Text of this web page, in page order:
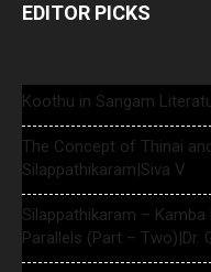
EDITOR PICKS
Koothu in Sangam
The Concept of Thinai
Silappathikaram|Siva V
Silappathikaram –
Parallels (Part – Two)|Dr.